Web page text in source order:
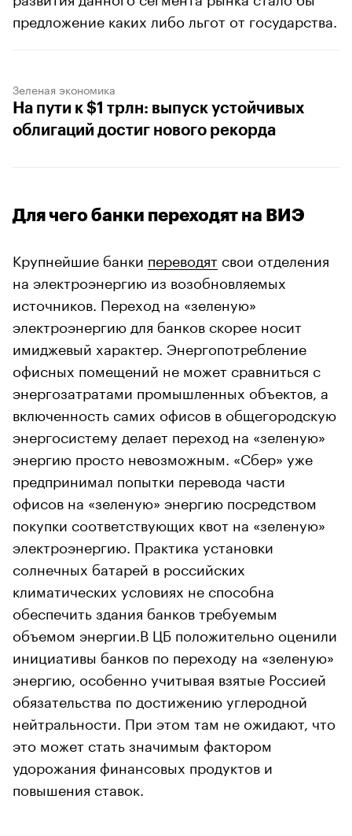
предложение каких либо льгот от государства.
Зеленая экономика
На пути к $1 трлн: выпуск устойчивых
облигаций достиг нового рекорда
Для чего банки переходят на ВИЭ
Крупнейшие банки переводят свои отделения
на электроэнергию из возобновляемых
источников. Переход на «зеленую»
электроэнергию для банков скорее носит
имиджевый характер. Энергопотребление
офисных помещений не может сравниться с
энергозатратами промышленных объектов, а
включенность самих офисов в общегородскую
энергосистему делает переход на «зеленую»
энергию просто невозможным. «Сбер» уже
предпринимал попытки перевода части
офисов на «зеленую» энергию посредством
покупки соответствующих квот на «зеленую»
электроэнергию. Практика установки
солнечных батарей в российских
климатических условиях не способна
обеспечить здания банков требуемым
объемом энергии.В ЦБ положительно оценили
инициативы банков по переходу на «зеленую»
энергию, особенно учитывая взятые Россией
обязательства по достижению углеродной
нейтральности. При этом там не ожидают, что
это может стать значимым фактором
удорожания финансовых продуктов и
повышения ставок.